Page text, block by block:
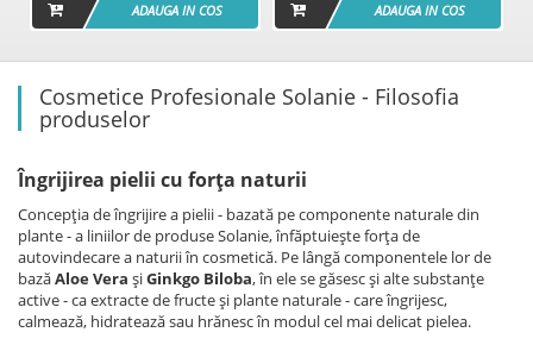
ADAUGA IN COS ADAUGA IN COS
Cosmetice Profesionale Solanie - Filosofia
produselor
Îngrijirea pielii cu forţa naturii
Concepţia de îngrijire a pielii - bazată pe componente naturale din
plante - a liniilor de produse Solanie, înfăptuieşte forţa de
autovindecare a naturii în cosmetică. Pe lângă componentele lor de
bazăAloe Vera şiGinkgo Biloba, în ele se găsesc şi alte substanţe
active - ca extracte de fructe şi plante naturale - care îngrijesc,
calmează, hidratează sau hrănesc în modul cel mai delicat pielea.